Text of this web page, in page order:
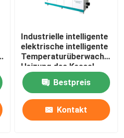
Industrielle intelligente
elektrische intelligente
Heizung des Kessel-
700KW
Bestpreis
Kontakt